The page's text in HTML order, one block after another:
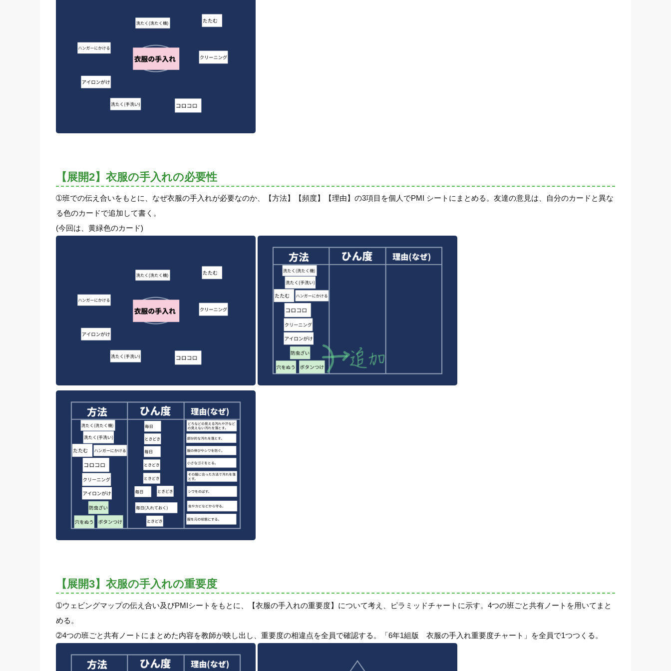
【展開2】衣服の手入れの必要性
➀班での伝え合いをもとに、なぜ衣服の手入れが必要なのか、【方法】【頻度】【理由】の3項目を個人でPMI シートにまとめる。友達の意見は、自分のカードと異な
る色のカードで追加して書く。
(今回は、黄緑色のカード)
【展開3】衣服の手入れの重要度
➀ウェビングマップの伝え合い及びPMIシートをもとに、【衣服の手入れの重要度】について考え、ピラミッドチャートに示す。4つの班ごと共有ノートを用いてまと
める。
➁4つの班ごと共有ノートにまとめた内容を教師が映し出し、重要度の相違点を全員で確認する。「6年1組版 衣服の手入れ重要度チャート」を全員で1つつくる。